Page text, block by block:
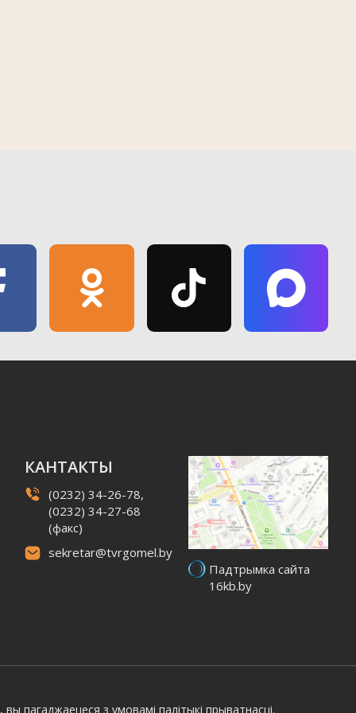
2026
"Школа маладога
на Гомельшчыне
КАНТАКТЫ
(0232) 34-26-78,
(0232) 34-27-68
(факс)
sekretar@tvrgomel.by
Падтрымка сайта
16kb.by
пагаджаецеся з умовамі палітыкі прыватнасці.